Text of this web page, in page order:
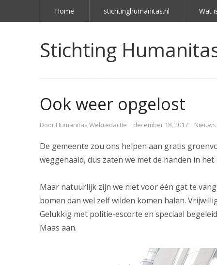
Home stichtinghumanitas.nl Wat
Stichting
Ook weer opgelost
Door Humanitas Webredactie · december 18, 2017 · Nieuws
De gemeente zou ons helpen aan gratis
weggehaald, dus zaten we met de handen in het
Maar natuurlijk zijn we niet voor één gat te
bomen dan wel zelf wilden komen halen.
Gelukkig met politie-escorte en speciaal
Maas aan.